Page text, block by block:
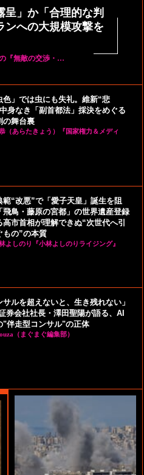
呈」か「合理的な判
ンへの大規模攻撃を
『無敵の交渉・…
色」では虫にも失礼。維新“悲
身なき「副首都法」採決をめぐる
の舞台裏
（あらたきょう）『国家権力＆メディ
範“改悪”で「愛子天皇」誕生を阻
飛鳥・藤原の宮都」の世界遺産登録
高市首相が理解できぬ“次世代へ引
もの”の本質
よしのり『小林よしのりライジング』
サルを超えないと、生き残れない」
券会社社長・澤田聖陽が語る、AI
"伴走型コンサル"の正体
（まぐまぐ編集部）